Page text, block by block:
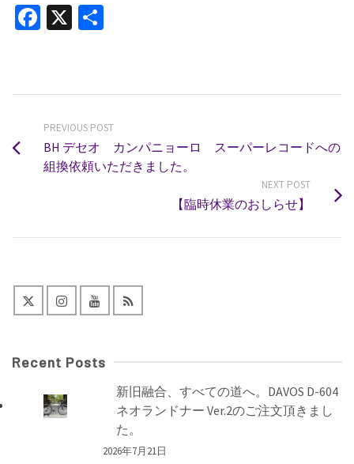
Facebook
X
PREVIOUS POST
BH デセオ カンパニョーロ スーパーレコードへの
組換依頼いただきました。
NEXT POST
【臨時休業のおしらせ】
Recent Posts
新旧融合、すべての道へ。DAVOS D-604
ネオランドナー Ver.2のご注文頂きまし
た。
2026年7月21日